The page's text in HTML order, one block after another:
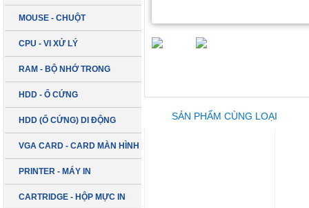
MOUSE - CHUỘT
CPU - VI XỬ LÝ
RAM - BỘ NHỚ TRONG
HDD - Ổ CỨNG
HDD (Ổ CỨNG) DI ĐỘNG
VGA CARD - CARD MÀN HÌNH
PRINTER - MÁY IN
CARTRIDGE - HỘP MỰC IN
SẢN PHẨM CÙNG LOẠI